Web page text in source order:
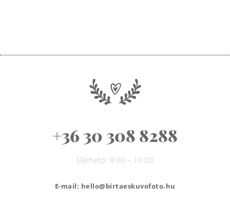
+36 30 308 8288
Elérhető: 9:00 – 19:00
E-mail: hello@birtaeskuvofoto.hu